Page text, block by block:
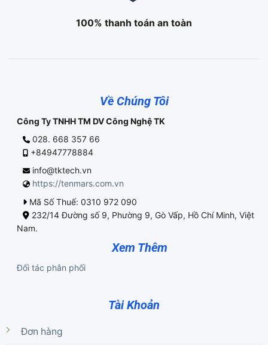
100% thanh toán an toàn
Về Chúng Tôi
Công Ty TNHH TM DV Công Nghệ TK
028. 668 357 66
+84947778884
info@tktech.vn
https://tenmars.com.vn
Mã Số Thuế: 0310 972 090
232/14 Đường số 9, Phường 9, Gò Vấp, Hồ Chí Minh, Việt
Nam.
Xem Thêm
Đối tác phân phối
Tài Khoản
Đơn hàng